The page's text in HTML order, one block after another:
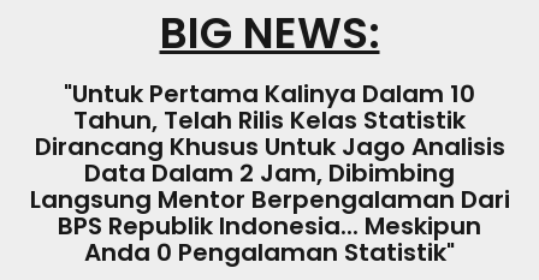
BIG NEWS:
"Untuk Pertama Kalinya Dalam 10
Tahun, Telah Rilis Kelas Statistik
Dirancang Khusus Untuk Jago Analisis
Data Dalam 2 Jam, Dibimbing
Langsung Mentor Berpengalaman Dari
BPS Republik Indonesia... Meskipun
Anda 0 Pengalaman Statistik"